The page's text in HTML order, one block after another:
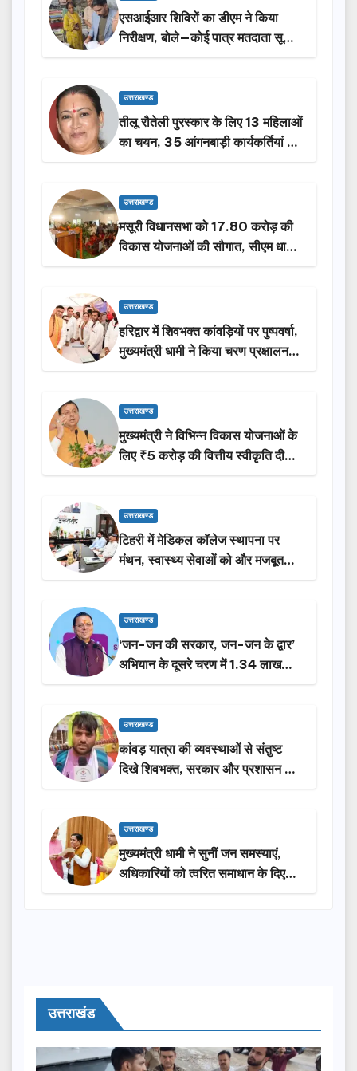
एसआईआर शिविरों का डीएम ने किया
निरीक्षण, बोले—कोई पात्र मतदाता सूची
से न छूटे…
उत्तराखण्ड
तीलू रौतेली पुरस्कार के लिए 13 महिलाओं
का चयन, 35 आंगनबाड़ी कार्यकर्तियां भी
होंगी सम्मानित…
उत्तराखण्ड
मसूरी विधानसभा को 17.80 करोड़ की
विकास योजनाओं की सौगात, सीएम धामी
ने किया लोकार्पण-शिलान्यास.
उत्तराखण्ड
हरिद्वार में शिवभक्त कांवड़ियों पर पुष्पवर्षा,
मुख्यमंत्री धामी ने किया चरण प्रक्षालन…
उत्तराखण्ड
मुख्यमंत्री ने विभिन्न विकास योजनाओं के
लिए ₹5 करोड़ की वित्तीय स्वीकृति दी…
उत्तराखण्ड
टिहरी में मेडिकल कॉलेज स्थापना पर
मंथन, स्वास्थ्य सेवाओं को और मजबूत
करेगी सरकार: मुख्यमंत्री धामी…
उत्तराखण्ड
‘जन-जन की सरकार, जन-जन के द्वार’
अभियान के दूसरे चरण में 1.34 लाख
लोगों की भागीदारी…
उत्तराखण्ड
कांवड़ यात्रा की व्यवस्थाओं से संतुष्ट
दिखे शिवभक्त, सरकार और प्रशासन की
सराहना…
उत्तराखण्ड
मुख्यमंत्री धामी ने सुनीं जन समस्याएं,
अधिकारियों को त्वरित समाधान के दिए
निर्देश
उत्तराखंड